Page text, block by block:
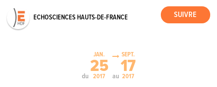
ECHOSCIENCES HAUTS-DE-FRANCE
du
JAN.
25
2017 au
SEPT.
17
2017